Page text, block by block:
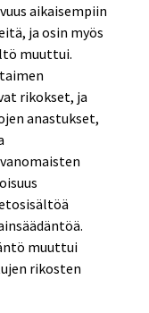
aikaisempiin
ja osin myös
muuttui.
rikokset, ja
anastukset,
muuttui
rikosten